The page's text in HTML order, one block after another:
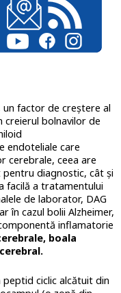
un factor de creștere al
creierul bolnavilor de
endoteliale care
cerebrale, ceea are
diagnostic, cât și
facilă a tratamentului
de laborator, DAG
în cazul bolii Alzheimer,
inflamatorie
boala
peptid ciclic alcătuit din